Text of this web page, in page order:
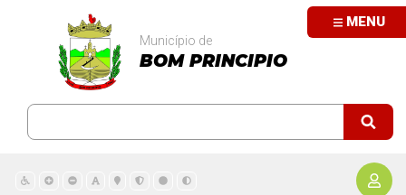
MENU
Município de
BOM PRINCIPIO